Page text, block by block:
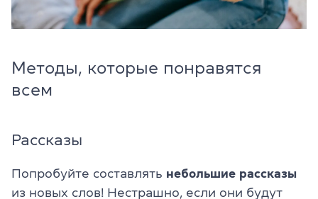
Методы, которые понравятся
всем
Рассказы
Попробуйте составлять небольшие рассказы
из новых слов! Нестрашно, если они будут